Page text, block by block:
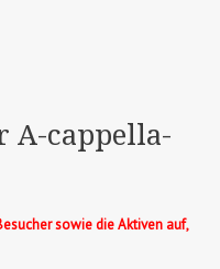
A-cappella-
sowie die Aktiven auf,